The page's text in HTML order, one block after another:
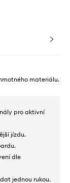
materiálu.
pro aktivní
jízdu.
dle
jednou rukou.